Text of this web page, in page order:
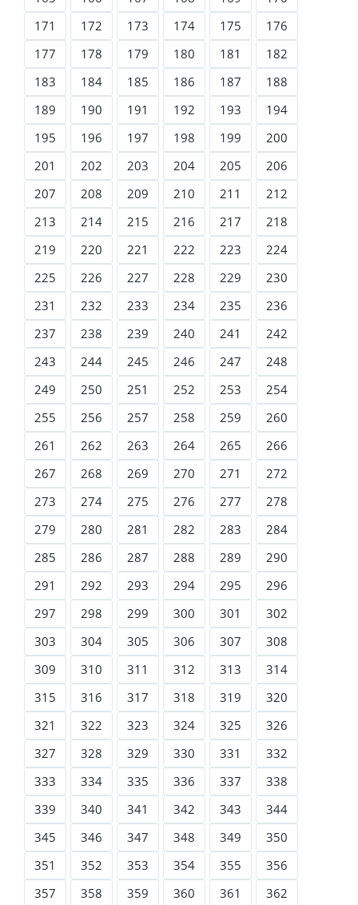
171
172 173 174 175
176
177
178 179 180 181
182
183
184 185 186 187
188
189
190 191 192 193
194
195
196 197 198 199
200
201
202 203 204 205
206
207
208 209 210 211
212
213
214 215 216 217
218
219
220 221 222 223
224
225
226 227 228 229
230
231
232 233 234 235
236
237
238 239 240 241
242
243
244 245 246 247
248
249
250 251 252 253
254
255
256 257 258 259
260
261
262 263 264 265
266
267
268 269 270 271
272
273
274 275 276 277
278
279
280 281 282 283
284
285
286 287 288 289
290
291
292 293 294 295
296
297
298 299 300 301
302
303
304 305 306 307
308
309
310 311 312 313
314
315
316 317 318 319
320
321
322 323 324 325
326
327
328 329 330 331
332
333
334 335 336 337
338
339
340 341 342 343
344
345
346 347 348 349
350
351
352 353 354 355
356
357
358 359 360 361 362